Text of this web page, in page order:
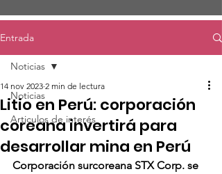
Entrada
Noticias
Articulos de interés
Noticias
Litio en Perú: corporación
coreana invertirá para
desarrollar mina en Perú
14 nov 2023 2 min de lectura
Corporación surcoreana STX Corp. se